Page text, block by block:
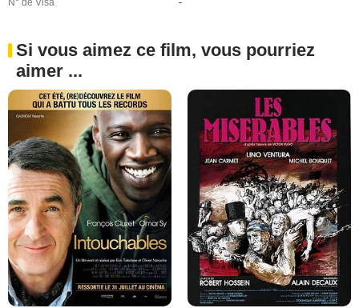
Si vous aimez ce film, vous pourriez
aimer ...